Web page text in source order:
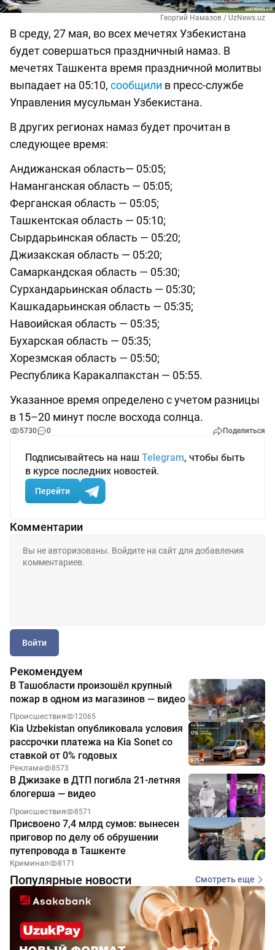
Георгий Намазов / UzNews.uz
В среду, 27 мая, во всех мечетях Узбекистана
будет совершаться праздничный намаз. В
мечетях Ташкента время праздничной молитвы
выпадает на 05:10, сообщили в пресс-службе
Управления мусульман Узбекистана.
В других регионах намаз будет прочитан в
следующее время:
Андижанская область— 05:05;
Наманганская область — 05:05;
Ферганская область — 05:05;
Ташкентская область — 05:10;
Сырдарьинская область — 05:20;
Джизакская область — 05:20;
Самаркандская область — 05:30;
Сурхандарьинская область — 05:30;
Кашкадарьинская область — 05:35;
Навоийская область — 05:35;
Бухарская область — 05:35;
Хорезмская область — 05:50;
Республика Каракалпакстан — 05:55.
Указанное время определено с учетом разницы
в 15–20 минут после восхода солнца.
5730 0 Поделиться
Подписывайтесь на наш Telegram, чтобы быть
в курсе последних новостей.
Перейти
Комментарии
Войти
Рекомендуем
В Ташобласти произошёл крупный
пожар в одном из магазинов — видео
Происшествия 12065
Kia Uzbekistan опубликовала условия
рассрочки платежа на Kia Sonet со
ставкой от 0% годовых
Реклама 8573
В Джизаке в ДТП погибла 21-летняя
блогерша — видео
Происшествия 8571
Присвоено 7,4 млрд сумов: вынесен
приговор по делу об обрушении
путепровода в Ташкенте
Криминал 8171
Популярные новости Смотреть еще